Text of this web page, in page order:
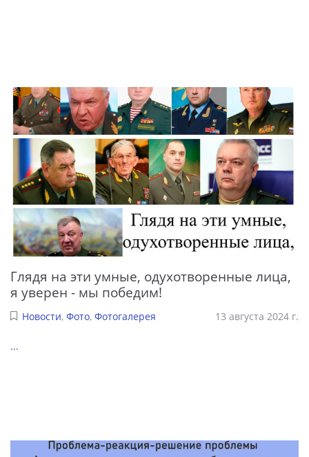
Глядя на эти умные, одухотворенные лица,
я уверен - мы победим!
Новости, Фото, Фотогалерея 13 августа 2024 г.
...